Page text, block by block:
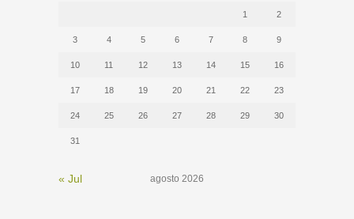
agosto 2026
1 2
3 4 5 6 7 8 9
10 11 12 13 14 15 16
17 18 19 20 21 22 23
24 25 26 27 28 29 30
31
« Jul